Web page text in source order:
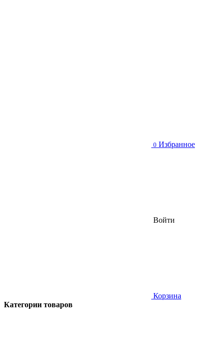
0 Избранное
Войти
Корзина
Категории товаров